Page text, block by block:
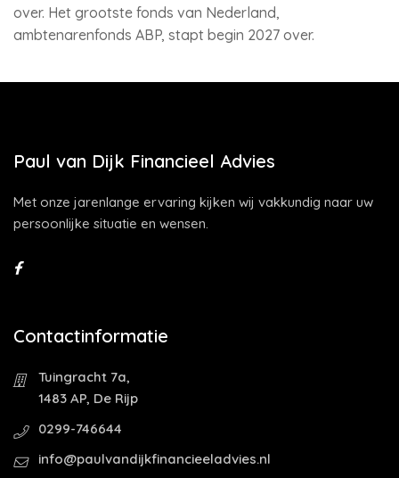
over. Het grootste fonds van Nederland,
ambtenarenfonds ABP, stapt begin 2027 over.
Paul van Dijk Financieel Advies
Met onze jarenlange ervaring kijken wij vakkundig naar uw
persoonlijke situatie en wensen.
Contactinformatie
Tuingracht 7a,
1483 AP, De Rijp
0299-746644
info@paulvandijkfinancieeladvies.nl